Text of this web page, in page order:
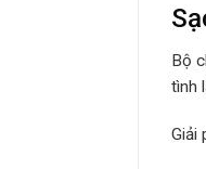
Bộ
tình
Giải